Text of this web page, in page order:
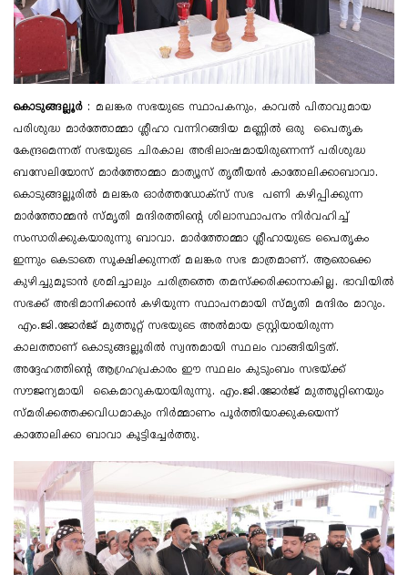
കൊടുങ്ങല്ലൂർ : മലങ്കര സഭയുടെ സ്ഥാപകനും, കാവൽ പിതാവുമായ
പരിശുദ്ധ മാർത്തോമ്മാ ശ്ലീഹാ വന്നിറങ്ങിയ മണ്ണിൽ ഒരു പൈതൃക
കേന്ദ്രമെന്നത് സഭയുടെ ചിരകാല അഭിലാഷമായിരുന്നെന്ന് പരിശുദ്ധ
ബസേലിയോസ് മാർത്തോമ്മാ മാത്യൂസ് തൃതീയൻ കാതോലിക്കാബാവാ.
കൊടുങ്ങല്ലൂരിൽ മലങ്കര ഓർത്തഡോക്സ് സഭ പണി കഴിപ്പിക്കുന്ന
മാർത്തോമ്മൻ സ്മൃതി മന്ദിരത്തിൻ്റെ ശിലാസ്ഥാപനം നിർവഹിച്ച്
സംസാരിക്കുകയാരുന്നു ബാവാ. മാർത്തോമ്മാ ശ്ലീഹായുടെ പൈതൃകം
ഇന്നും കെടാതെ സൂക്ഷിക്കുന്നത് മലങ്കര സഭ മാത്രമാണ്. ആരൊക്കെ
കുഴിച്ചുമൂടാൻ ശ്രമിച്ചാലും ചരിത്രത്തെ തമസ്ക്കരിക്കാനാകില്ല. ഭാവിയിൽ
സഭക്ക് അഭിമാനിക്കാൻ കഴിയുന്ന സ്ഥാപനമായി സ്മൃതി മന്ദിരം മാറും.
എം.ജി.ജോർജ് മുത്തൂറ്റ് സഭയുടെ അൽമായ ട്രസ്റ്റിയായിരുന്ന
കാലത്താണ് കൊടുങ്ങല്ലൂരിൽ സ്വന്തമായി സ്ഥലം വാങ്ങിയിട്ടത്.
അദ്ദേഹത്തിൻ്റെ ആഗ്രഹപ്രകാരം ഈ സ്ഥലം കുടുംബം സഭയ്ക്ക്
സൗജന്യമായി കൈമാറുകയായിരുന്നു. എം.ജി.ജോർജ് മുത്തൂറ്റിനെയും
സ്മരിക്കത്തക്കവിധമാകും നിർമ്മാണം പൂർത്തിയാക്കുകയെന്ന്
കാതോലിക്കാ ബാവാ കൂട്ടിച്ചേർത്തു.